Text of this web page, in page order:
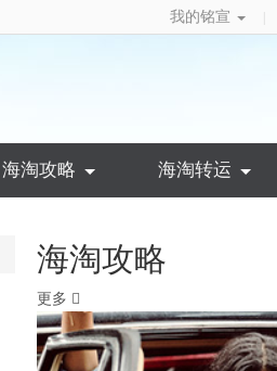
我的铭宣
海淘攻略 海淘转运
海淘攻略
更多